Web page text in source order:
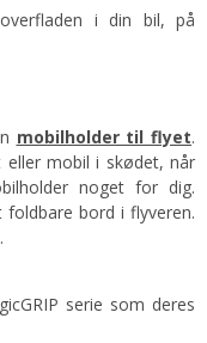
i din bil, på
mobilholder til flyet.
mobil i skødet, når
noget for dig.
bord i flyveren.
serie som deres